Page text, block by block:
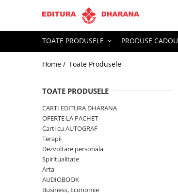
Toate Produsele
CARTI EDITURA DHARANA
OFERTE LA PACHET
Dezvoltare personala
Spiritualitate
AUDIOBOOK
Business, Economie
Carti pentru copii
TOATE PRODUSELE PRODUSE CADOU
Home / Toate Produsele
TOATE PRODUSELE
CARTI EDITURA DHARANA
OFERTE LA PACHET
Carti cu AUTOGRAF
Terapii
Dezvoltare personala
Spiritualitate
Arta
AUDIOBOOK
Business, Economie